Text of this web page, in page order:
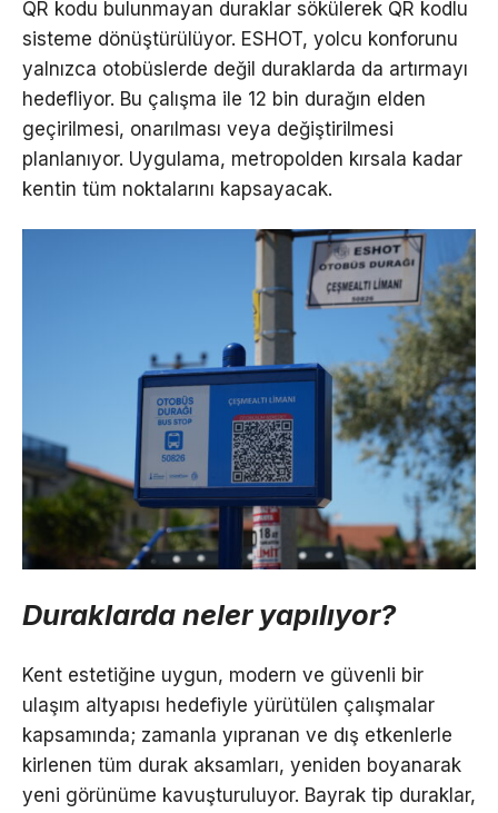
QR kodu bulunmayan duraklar sökülerek QR kodlu
sisteme dönüştürülüyor. ESHOT, yolcu konforunu
yalnızca otobüslerde değil duraklarda da artırmayı
hedefliyor. Bu çalışma ile 12 bin durağın elden
geçirilmesi, onarılması veya değiştirilmesi
planlanıyor. Uygulama, metropolden kırsala kadar
kentin tüm noktalarını kapsayacak.
Duraklarda neler yapılıyor?
Kent estetiğine uygun, modern ve güvenli bir
ulaşım altyapısı hedefiyle yürütülen çalışmalar
kapsamında; zamanla yıpranan ve dış etkenlerle
kirlenen tüm durak aksamları, yeniden boyanarak
yeni görünüme kavuşturuluyor. Bayrak tip duraklar,